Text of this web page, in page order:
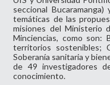
seccional
temáticas de las
misiones del Ministerio
Minciencias, como son:
territorios sostenibles;
Soberanía sanitaria y
de 49 investigadores
conocimiento.